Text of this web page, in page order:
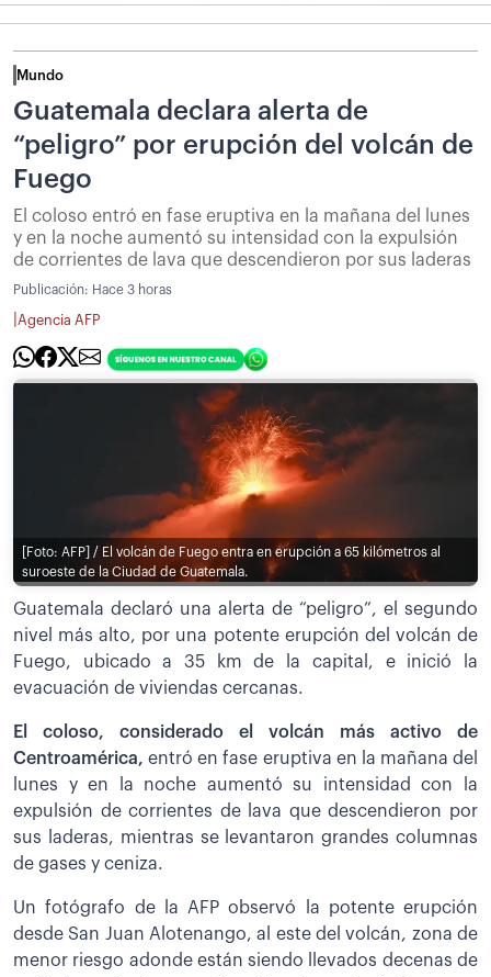
Mundo
Guatemala declara alerta de
“peligro” por erupción del volcán de
Fuego
El coloso entró en fase eruptiva en la mañana del lunes
y en la noche aumentó su intensidad con la expulsión
de corrientes de lava que descendieron por sus laderas
Publicación: Hace 3 horas
Agencia AFP
[Foto: AFP] / El volcán de Fuego entra en erupción a 65 kilómetros al
suroeste de la Ciudad de Guatemala.
Guatemala declaró una alerta de “peligro”, el segundo
nivel más alto, por una potente erupción del volcán de
Fuego, ubicado a 35 km de la capital, e inició la
evacuación de viviendas cercanas.
El coloso, considerado el volcán más activo de
Centroamérica, entró en fase eruptiva en la mañana del
lunes y en la noche aumentó su intensidad con la
expulsión de corrientes de lava que descendieron por
sus laderas, mientras se levantaron grandes columnas
de gases y ceniza.
Un fotógrafo de la AFP observó la potente erupción
desde San Juan Alotenango, al este del volcán, zona de
menor riesgo adonde están siendo llevados decenas de